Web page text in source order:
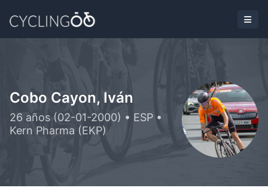
Cobo Cayon, Iván
26 años (02-01-2000) • ESP •
Kern Pharma (EKP)